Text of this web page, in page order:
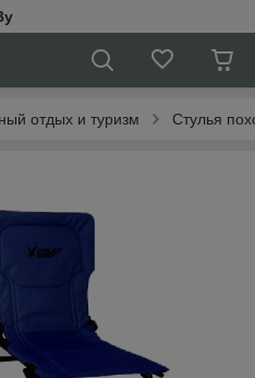
отдых и туризм Стулья